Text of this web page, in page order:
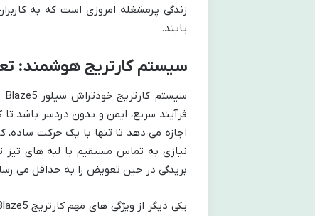
زندگی پرمشغله امروزی است که به
یابند.
سیستم کارتریج هوشمند:
فرآیند سریع، ایمن و بدون دردسر باشد تا
اجازه می دهد تا تنها با یک حرکت ساده،
نیازی به تماس مستقیم با لبه های تیز
بریدگی در حین تعویض را به حداقل می